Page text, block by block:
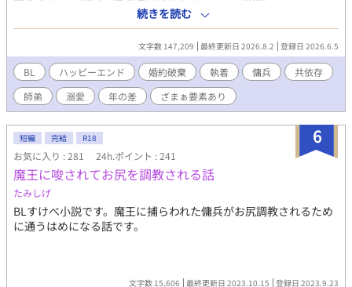
ボコボコにされ、無残な半死体となって洞窟の底へ突き落とされ
る。 死を待つだけだったマティアスの前に現れたのは、戦場で死
を狩り続けてきた隻腕の傭兵・ガルド。 彼はマティアスを拾い、
その無骨な手で「生きること」を教え始めた。 「お前が生きるの
に、俺の許可は必要ない」 ――王宮の甘い砂糖菓子のような日々
とは比べ物にならない、血と汗がにじむ徹底した生存戦略。 死の
淵から舞い戻った令息は、その術を学び自分自身の足で歩き始め
る。 誇りを捨て、 名を捨て、 愛を得る。 傭兵として生まれ変わ
った令息の、歪で純粋な溺愛成長物語。 【完結御礼】 第1部本編
は完結しました。最後までお付き合いいただきありがとうござい
ました。 現在第2部の新婚編を更新しています。 毎日21:30更新、
全話予約投稿済みです。 【Xのご案内】
https://x.com/bunbun_melon 番外編にするまでもない小ネタSS
は全てこちらです。甘かったり愛が重すぎてちょっと様子がおか
しかったり。私の脳内の墓場です。気軽に墓参りしていただけた
ら喜びます。
続きを読む
文字数 147,209 最終更新日 2026.8.2 登録日 2026.6.5
BL ハッピーエンド 婚約破棄 執着 傭兵
共依存
師弟
溺愛 年の差 ざまぁ要素あり
6
短編 完結 R18
お気に入り : 281 24h.ポイント : 241
魔王に唆されてお尻を調教される話
たみしげ
BLすけべ小説です。魔王に捕らわれた傭兵がお尻調教されるため
に通うはめになる話です。
文字数 15,606 最終更新日 2023.10.15 登録日 2023.9.23